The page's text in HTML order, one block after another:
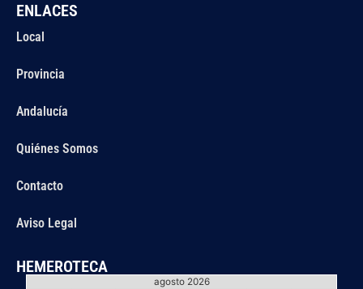
ENLACES
Local
Provincia
Andalucía
Quiénes Somos
Contacto
Aviso Legal
HEMEROTECA
agosto 2026